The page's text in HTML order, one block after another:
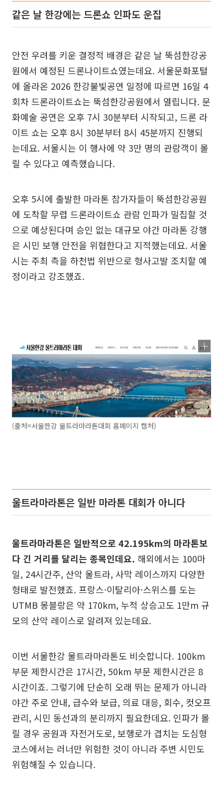
같은 날 한강에는 드론쇼 인파도 운집
안전 우려를 키운 결정적 배경은 같은 날 뚝섬한강공
원에서 예정된 드론나이트쇼였는데요. 서울문화포털
에 올라온 2026 한강불빛공연 일정에 따르면 16일 4
회차 드론라이트쇼는 뚝섬한강공원에서 열립니다. 문
화예술 공연은 오후 7시 30분부터 시작되고, 드론 라
이트 쇼는 오후 8시 30분부터 8시 45분까지 진행되
는데요. 서울시는 이 행사에 약 3만 명의 관람객이 몰
릴 수 있다고 예측했습니다.
오후 5시에 출발한 마라톤 참가자들이 뚝섬한강공원
에 도착할 무렵 드론라이트쇼 관람 인파가 밀집할 것
으로 예상된다며 승인 없는 대규모 야간 마라톤 강행
은 시민 보행 안전을 위협한다고 지적했는데요. 서울
시는 주최 측을 하천법 위반으로 형사고발 조치할 예
정이라고 강조했죠.
(출처=서울한강 울트라마라톤대회 홈페이지 캡처)
울트라마라톤은 일반 마라톤 대회가 아니다
울트라마라톤은 일반적으로 42.195km의 마라톤보
다 긴 거리를 달리는 종목인데요. 해외에서는 100마
일, 24시간주, 산악 울트라, 사막 레이스까지 다양한
형태로 발전했죠. 프랑스·이탈리아·스위스를 도는
UTMB 몽블랑은 약 170km, 누적 상승고도 1만m 규
모의 산악 레이스로 알려져 있는데요.
이번 서울한강 울트라마라톤도 비슷합니다. 100km
부문 제한시간은 17시간, 50km 부문 제한시간은 8
시간이죠. 그렇기에 단순히 오래 뛰는 문제가 아니라
야간 주로 안내, 급수와 보급, 의료 대응, 회수, 컷오프
관리, 시민 동선과의 분리까지 필요한데요. 인파가 몰
릴 경우 공원과 자전거도로, 보행로가 겹치는 도심형
코스에서는 러너만 위험한 것이 아니라 주변 시민도
위험해질 수 있습니다.